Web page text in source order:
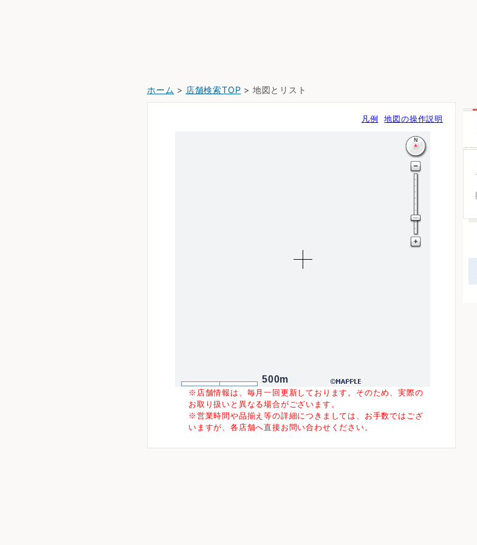
ホーム > 店舗検索TOP > 地図とリスト
凡例 地図の操作説明
500m
※店舗情報は、毎月一回更新しております。そのため、実際の
お取り扱いと異なる場合がございます。
※営業時間や品揃え等の詳細につきましては、お手数ではござ
いますが、各店舗へ直接お問い合わせください。